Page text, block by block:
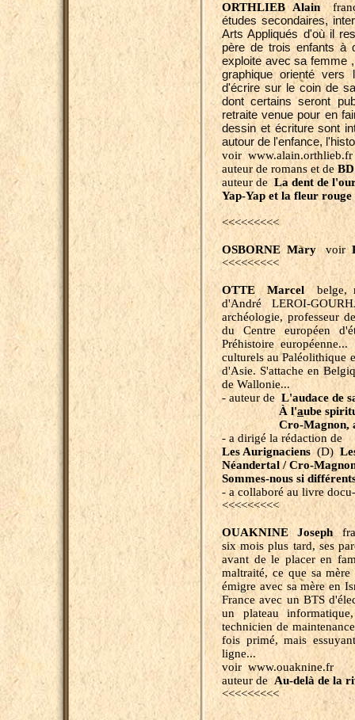
ORTHLIEB Alain
études secondaires,
Arts Appliqués d'où il
père de trois enfants
exploite avec sa femme
graphique orienté vers
d'écrire sur le coin de
dont certains seront
retraite venue pour en
dessin et écriture sont
autour de l'enfance,
voir www.alain.orthlieb.fr
auteur de romans et deBD
auteur de La dent de
Yap-Yap et la fleur
<<<<<<<<<
OSBORNE Mary voir
<<<<<<<<<
OTTE Marcelbelge,
d'André LEROI-
archéologie, professeur
du Centre européen
Préhistoire
culturels au Paléolithique
d'Asie. S'attache en
de Wallonie...
- auteur de L'audace de
À l'aube
Cro-Magnon,
- a dirigé la rédaction de
Les Aurignaciens(D)
Néandertal / Cro-
Sommes-nous si
- a collaboré au livre
<<<<<<<<<
OUAKNINE Joseph
six mois plus tard, ses
avant de le placer en
maltraité, ce que sa
émigre avec sa mère en
France avec un BTS
un plateau
technicien de
fois primé, mais
ligne...
voir www.ouaknine.fr
auteur deAu-delà de la
<<<<<<<<<